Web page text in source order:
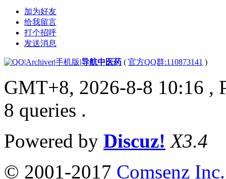
加为好友
给我留言
打个招呼
发送消息
|Archiver|手机版|导航中医药 ( 官方QQ群:110873141 )
GMT+8, 2026-8-8 10:16 ,
8 queries .
Powered by Discuz! X3.4
© 2001-2017 Comsenz Inc.